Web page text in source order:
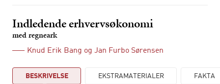
Indledende erhvervsøkonomi
med regneark
Knud Erik Bang og Jan Furbo Sørensen
BESKRIVELSE EKSTRAMATERIALER FAKTA